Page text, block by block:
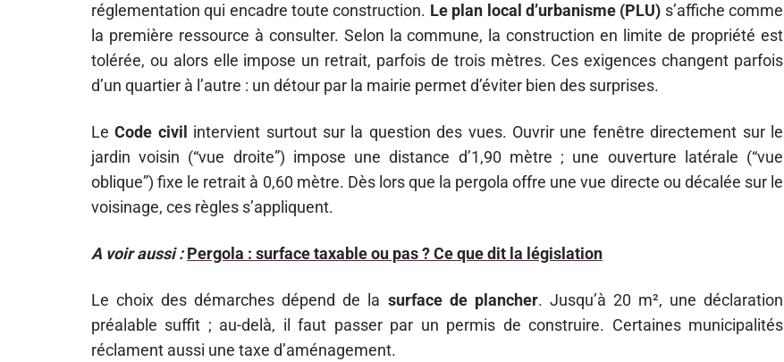
réglementation qui encadre toute construction. Le plan local d’urbanisme (PLU) s’affiche comme
la première ressource à consulter. Selon la commune, la construction en limite de propriété est
tolérée, ou alors elle impose un retrait, parfois de trois mètres. Ces exigences changent parfois
d’un quartier à l’autre : un détour par la mairie permet d’éviter bien des surprises.
LeCode civil
intervient surtout sur la question des vues. Ouvrir une fenêtre directement sur le
jardin voisin (“vue droite”) impose une distance d’1,90 mètre ; une ouverture latérale (“vue
oblique”) fixe le retrait à 0,60 mètre. Dès lors que la pergola offre une vue directe ou décalée sur le
voisinage, ces règles s’appliquent.
A voir aussi : Pergola : surface taxable ou pas ? Ce que dit la législation
Le choix des démarches dépend de la surface de plancher. Jusqu’à 20 m², une déclaration
préalable suffit ; au-delà, il faut passer par un permis de construire. Certaines municipalités
réclament aussi une taxe d’aménagement.